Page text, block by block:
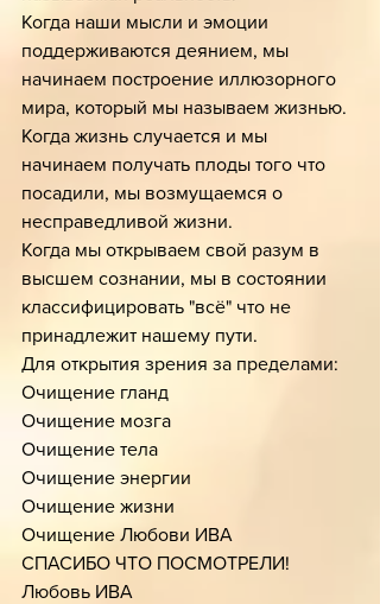
Когда наши мысли и эмоции
поддерживаются деянием, мы
начинаем построение иллюзорного
мира, который мы называем жизнью.
Когда жизнь случается и мы
начинаем получать плоды того что
посадили, мы возмущаемся о
несправедливой жизни.
Когда мы открываем свой разум в
высшем сознании, мы в состоянии
классифицировать "всё" что не
принадлежит нашему пути.
Для открытия зрения за пределами:
Очищение гланд
Очищение мозга
Очищение тела
Очищение энергии
Очищение жизни
Очищение Любови ИВА
СПАСИБО ЧТО ПОСМОТРЕЛИ!
Любовь ИВА